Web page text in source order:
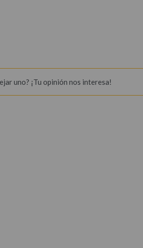
uno? ¡Tu opinión nos interesa!